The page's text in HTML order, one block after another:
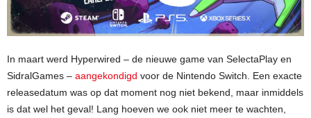
In maart werd Hyperwired – de nieuwe game van SelectaPlay en
SidralGames – aangekondigd voor de Nintendo Switch. Een exacte
releasedatum was op dat moment nog niet bekend, maar inmiddels
is dat wel het geval! Lang hoeven we ook niet meer te wachten,